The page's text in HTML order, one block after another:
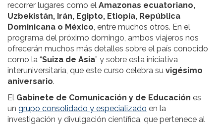
recorrer lugares como el Amazonas ecuatoriano,
Uzbekistán, Irán, Egipto, Etiopía, República
Dominicana o México, entre muchos otros. En el
programa del próximo domingo, ambos viajeros nos
ofrecerán muchos más detalles sobre el país conocido
como la “Suiza de Asia” y sobre esta iniciativa
interuniversitaria, que este curso celebra su vigésimo
aniversario.
El Gabinete de Comunicación y de Educación es
un grupo consolidado y especializado en la
investigación y divulgación científica, que pertenece al